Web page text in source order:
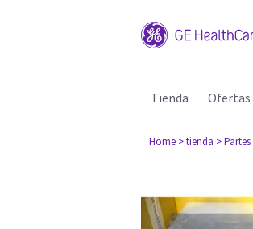
Tienda Ofertas
Home > tienda > Partes